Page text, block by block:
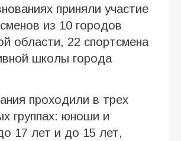
приняли участие
из 10 городов
области, 22 спортсмена
школы города
проходили в трех
группах: юноши и
17 лет и до 15 лет,